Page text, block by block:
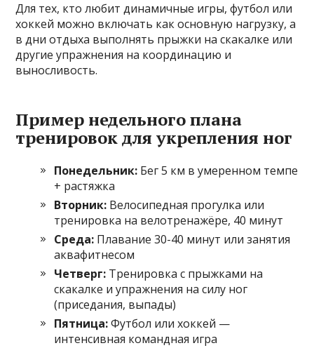
Для тех, кто любит динамичные игры, футбол или
хоккей можно включать как основную нагрузку, а
в дни отдыха выполнять прыжки на скакалке или
другие упражнения на координацию и
выносливость.
Пример недельного плана
тренировок для укрепления ног
Понедельник: Бег 5 км в умеренном темпе
+ растяжка
Вторник: Велосипедная прогулка или
тренировка на велотренажёре, 40 минут
Среда: Плавание 30-40 минут или занятия
аквафитнесом
Четверг: Тренировка с прыжками на
скакалке и упражнения на силу ног
(приседания, выпады)
Пятница:Футбол или хоккей —
интенсивная командная игра